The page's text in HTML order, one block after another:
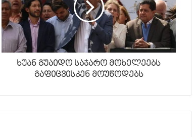
ხუან გუაიდო საჯარო მოხელეებს
გაფიცვისკენ მოუწოდებს